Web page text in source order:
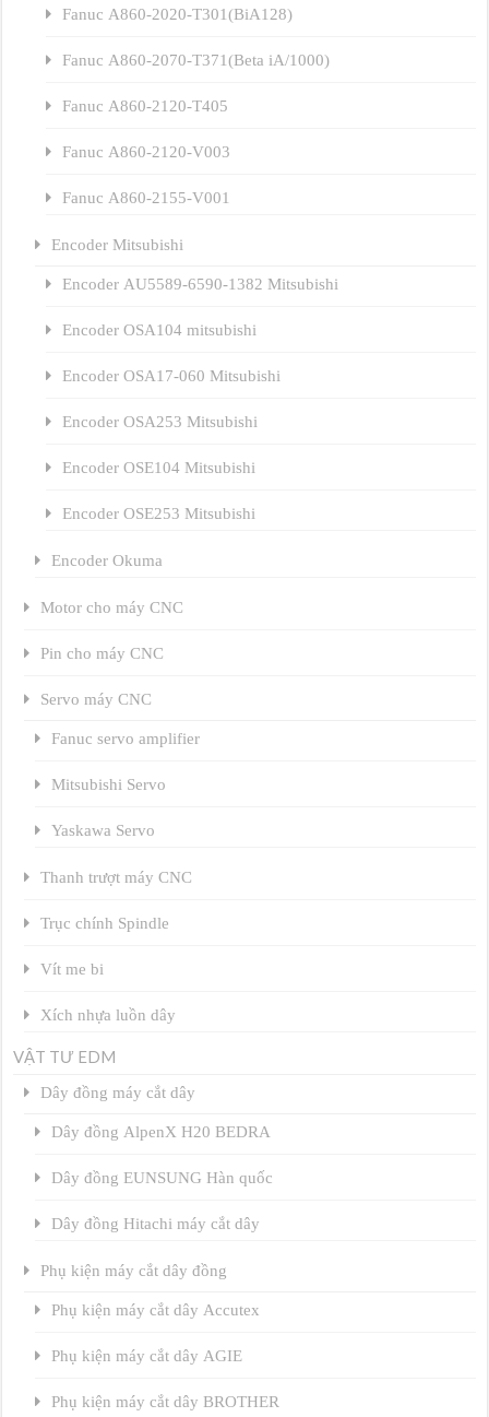
Fanuc A860-2020-T301(BiA128)
Fanuc A860-2070-T371(Beta iA/1000)
Fanuc A860-2120-T405
Fanuc A860-2120-V003
Fanuc A860-2155-V001
Encoder Mitsubishi
Encoder AU5589-6590-1382 Mitsubishi
Encoder OSA104 mitsubishi
Encoder OSA17-060 Mitsubishi
Encoder OSA253 Mitsubishi
Encoder OSE104 Mitsubishi
Encoder OSE253 Mitsubishi
Encoder Okuma
Motor cho máy CNC
Pin cho máy CNC
Servo máy CNC
Fanuc servo amplifier
Mitsubishi Servo
Yaskawa Servo
Thanh trượt máy CNC
Trục chính Spindle
Vít me bi
Xích nhựa luồn dây
VẬT TƯ EDM
Dây đồng máy cắt dây
Dây đồng AlpenX H20 BEDRA
Dây đồng EUNSUNG Hàn quốc
Dây đồng Hitachi máy cắt dây
Phụ kiện máy cắt dây đồng
Phụ kiện máy cắt dây Accutex
Phụ kiện máy cắt dây AGIE
Phụ kiện máy cắt dây BROTHER